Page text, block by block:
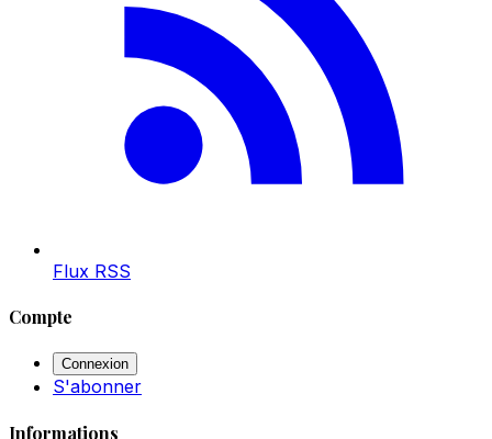
Flux RSS
Compte
Connexion
S'abonner
Informations